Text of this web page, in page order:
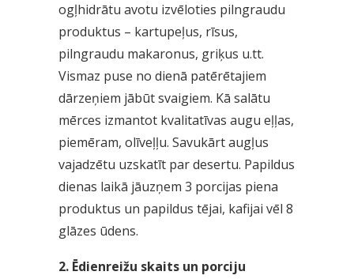
ogļhidrātu avotu izvēloties pilngraudu
produktus – kartupeļus, rīsus,
pilngraudu makaronus, griķus u.tt.
Vismaz puse no dienā patērētajiem
dārzeņiem jābūt svaigiem. Kā salātu
mērces izmantot kvalitatīvas augu eļļas,
piemēram, olīveļļu. Savukārt augļus
vajadzētu uzskatīt par desertu. Papildus
dienas laikā jāuzņem 3 porcijas piena
produktus un papildus tējai, kafijai vēl 8
glāzes ūdens.
2. Ēdienreižu skaits un porciju